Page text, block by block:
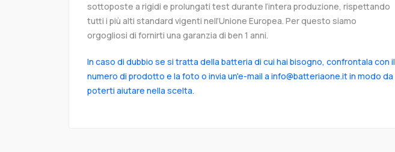
sottoposte a rigidi e prolungati test durante l’intera produzione, rispettando
tutti i più alti standard vigenti nell’Unione Europea. Per questo siamo
orgogliosi di fornirti una garanzia di ben 1 anni.
In caso di dubbio se si tratta della batteria di cui hai bisogno, confrontala con il
numero di prodotto e la foto o invia un'e-mail a info@batteriaone.it in modo da
poterti aiutare nella scelta.